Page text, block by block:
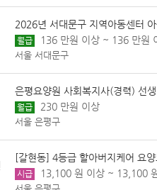
2026년 서대문구 지역아동센터
월급 136 만원 이상 ~ 136 만원
서울 서대문구
은평요양원 사회복지사(경력) 선
월급 230 만원 이상
서울 은평구
[갈현동] 4등급 할아버지케어 요양
시급 13,100 원 이상 ~ 13,100